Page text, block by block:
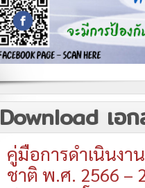
Download เอก
คู่มือการดำเนินง
ชาติ พ.ศ. 2566 –